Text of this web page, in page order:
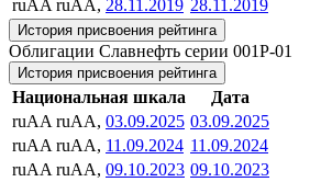
ruAA ruAA, 28.11.2019 28.11.2019
История присвоения рейтинга
Облигации Славнефть серии 001P-01
История присвоения рейтинга
Национальная шкала
Дата
ruAA ruAA, 03.09.2025 03.09.2025
ruAA ruAA, 11.09.2024 11.09.2024
ruAA ruAA, 09.10.2023 09.10.2023